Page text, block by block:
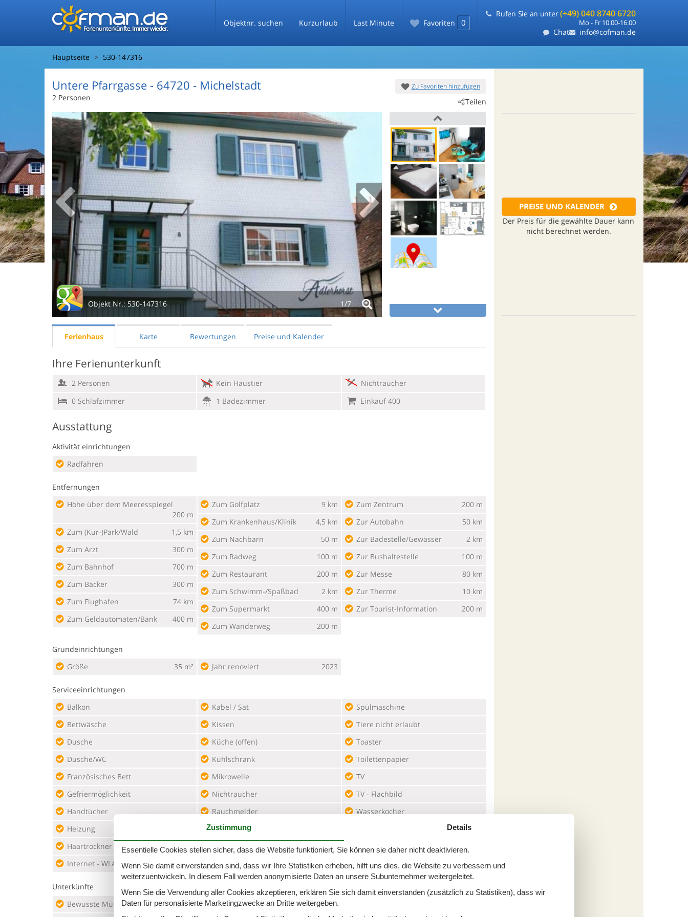
Ferienunterkünfte. Immer wieder.
Objektnr. suchen Kurzurlaub Last Minute Favoriten 0
Rufen Sie an unter(+49) 040 8740 6720
Mo - Fr 10.00-16.00
Chat info@cofman.de
Hauptseite 530-147316
Zu Favoriten hinzufügen
Teilen
Untere Pfarrgasse - 64720 - Michelstadt
2 Personen
Objekt Nr.:530-147316 1/7
PREISE UND KALENDER
Der Preis für die gewählte Dauer kann
nicht berechnet werden.
Ferienhaus Karte Bewertungen Preise und Kalender
Ihre Ferienunterkunft
2 Personen Kein Haustier
Nichtraucher
0 Schlafzimmer
1 Badezimmer Einkauf 400
Ausstattung
Aktivität einrichtungen
Radfahren
Entfernungen
Höhe über dem Meeresspiegel
200 m
Zum (Kur-)Park/Wald
1,5 km
Zum Arzt
300 m
Zum Bahnhof
700 m
Zum Bäcker
300 m
Zum Flughafen
74 km
Zum Geldautomaten/Bank
400 m
Zum Golfplatz
9 km
Zum Krankenhaus/Klinik
4,5 km
Zum Nachbarn
50 m
Zum Radweg
100 m
Zum Restaurant
200 m
Zum Schwimm-/Spaßbad
2 km
Zum Supermarkt
400 m
Zum Wanderweg
200 m
Zum Zentrum
200 m
Zur Autobahn
50 km
Zur Badestelle/Gewässer
2 km
Zur Bushaltestelle
100 m
Zur Messe
80 km
Zur Therme
10 km
Zur Tourist-Information
200 m
Grundeinrichtungen
Größe
35 m² Jahr renoviert 2023
Serviceeinrichtungen
Balkon
Bettwäsche
Dusche
Dusche/WC
Französisches Bett
Gefriermöglichkeit
Handtücher
Heizung
Haartrockner
Internet - WLAN
Kabel / Sat
Kissen
Küche (offen)
Kühlschrank
Mikrowelle
Nichtraucher
Rauchmelder
Reinigungsutensilien
Schreibtisch
Seife
Spülmaschine
Tiere nicht erlaubt
Toaster
Toilettenpapier
TV
TV - Flachbild
Wasserkocher
Unterkünfte
Bewusste Müllvermeidung
Klasse A Haushaltsgeräte
Zustimmung Details
Essentielle Cookies stellen sicher, dass die Website funktioniert, Sie können sie daher nicht deaktivieren.
Wenn Sie damit einverstanden sind, dass wir Ihre Statistiken erheben, hilft uns dies, die Website zu verbessern und
weiterzuentwickeln. In diesem Fall werden anonymisierte Daten an unsere Subunternehmer weitergeleitet.
Wenn Sie die Verwendung aller Cookies akzeptieren, erklären Sie sich damit einverstanden (zusätzlich zu Statistiken), dass wir
Daten für personalisierte Marketingzwecke an Dritte weitergeben.